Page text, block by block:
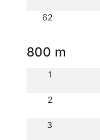
62
800 m
1
2
3